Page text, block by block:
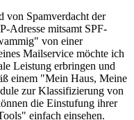
von Spamverdacht der
Adresse mitsamt SPF-
von einer
Mailservice möchte ich
Leistung erbringen und
einem "Mein Haus, Meine
zur Klassifizierung von
die Einstufung ihrer
einfach einsehen.